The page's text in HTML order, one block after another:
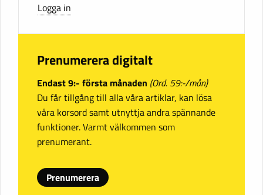
Logga in
Prenumerera digitalt
Endast 9:- första månaden (Ord. 59:-/mån)
Du får tillgång till alla våra artiklar, kan lösa
våra korsord samt utnyttja andra spännande
funktioner. Varmt välkommen som
prenumerant.
Prenumerera